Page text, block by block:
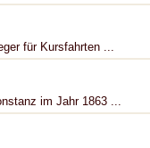
für Kursfahrten ...
im Jahr 1863 ...